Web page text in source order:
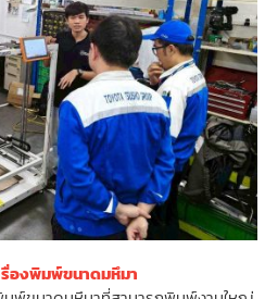
องพิมพ์ขนาดมหึมา